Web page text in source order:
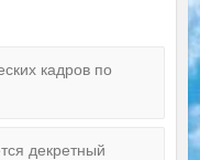
кадров по
декретный